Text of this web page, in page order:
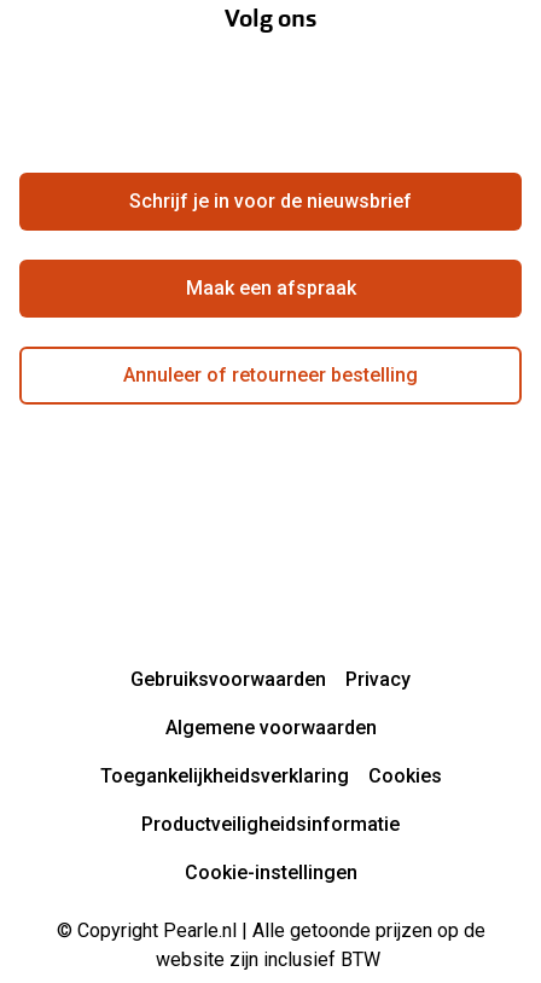
Hier de overeenkomst ontbinden
Zorgvergoeding
Ondernemen bij Pearle
Beste winkelketen
Actievoorwaarden
Volg ons
Schrijf je in voor de nieuwsbrief
Maak een afspraak
Annuleer of retourneer bestelling
Gebruiksvoorwaarden Privacy
Algemene voorwaarden
Toegankelijkheidsverklaring Cookies
Productveiligheidsinformatie
Cookie-instellingen
© Copyright Pearle.nl | Alle getoonde prijzen op de
website zijn inclusief BTW